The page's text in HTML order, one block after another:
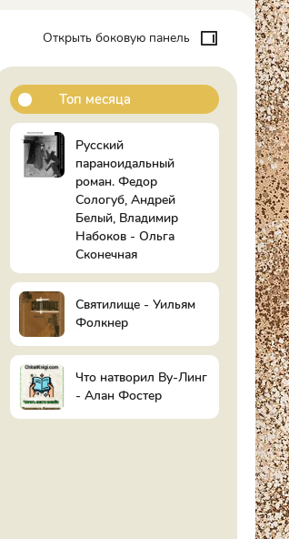
Открыть боковую панель
Топ месяца
Русский
параноидальный
роман. Федор
Сологуб, Андрей
Белый, Владимир
Набоков - Ольга
Сконечная
Святилище - Уильям
Фолкнер
Что натворил Ву-Линг
- Алан Фостер